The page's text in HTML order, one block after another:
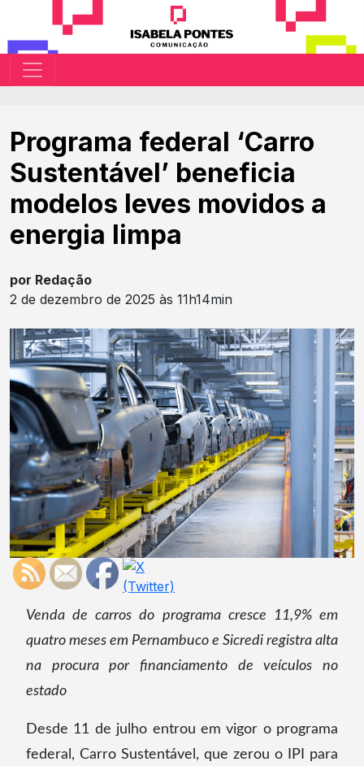
Programa federal ‘Carro
Sustentável’ beneficia
modelos leves movidos a
energia limpa
por Redação
2 de dezembro de 2025 às 11h14min
Venda de carros do programa cresce 11,9% em
quatro meses em Pernambuco e Sicredi registra alta
na procura por financiamento de veículos no
estado
Desde 11 de julho entrou em vigor o programa
federal, Carro Sustentável, que zerou o IPI para